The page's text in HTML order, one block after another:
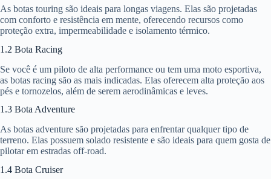
As botas touring são ideais para longas viagens. Elas são projetadas
com conforto e resistência em mente, oferecendo recursos como
proteção extra, impermeabilidade e isolamento térmico.
1.2 Bota Racing
Se você é um piloto de alta performance ou tem uma moto esportiva,
as botas racing são as mais indicadas. Elas oferecem alta proteção aos
pés e tornozelos, além de serem aerodinâmicas e leves.
1.3 Bota Adventure
As botas adventure são projetadas para enfrentar qualquer tipo de
terreno. Elas possuem solado resistente e são ideais para quem gosta de
pilotar em estradas off-road.
1.4 Bota Cruiser